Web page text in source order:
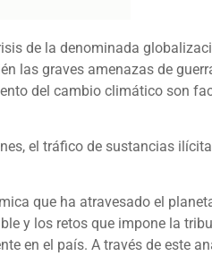
de la denominada
las graves amenazas de
del cambio climático son
el tráfico de sustancias
que ha atravesado el
y los retos que impone la
en el país. A través de este